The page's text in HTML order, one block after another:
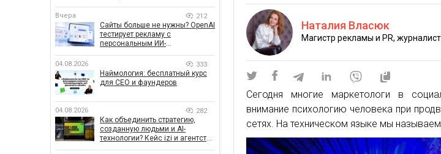
Наталия Власюк
Магистр рекламы и PR, журналист
Сегодня многие маркетологи в
внимание психологию человека при
сетях. На техническом языке мы
Вчера 212
Сайты больше не нужны? OpenAI
тестирует рекламу с
персональным ИИ-
04.08.2026 333
Наймология: бесплатный курс
для CEO и фаундеров
04.08.2026 282
Как объединить стратегию,
созданную людьми и AI-
технологии? Кейс izi и агентства